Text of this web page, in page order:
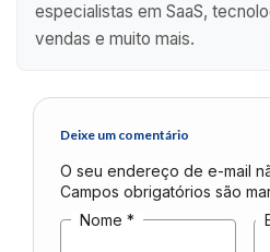
especialistas em SaaS,
vendas e muito mais.
Deixe um comentário
O seu endereço de e-mail
Campos obrigatórios são
Nome *